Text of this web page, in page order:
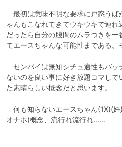
最初は意味不明な要求に戸惑うば
ゃんもこなれてきてウキウキで連
だったら自分の股間のムラつきを一
てエースちゃんな可能性まである
センパイは無知シチュ適性もバッ
ないのを良い事に好き放題コマし
た素晴らしい概念だと思います。
何も知らないエースちゃん(1X)(
オナホ)概念、流行れ流行れ……